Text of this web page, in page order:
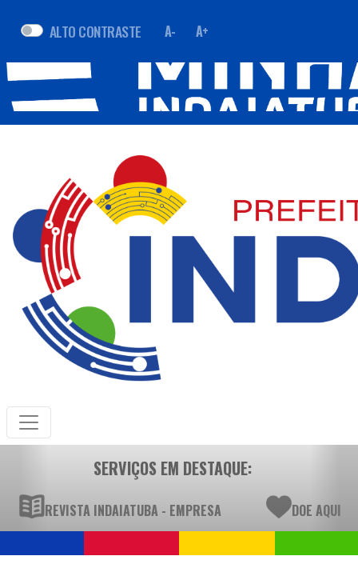
ALTO CONTRASTE A- A+
SERVIÇOS EM DESTAQUE:
REVISTA INDAIATUBA - EMPRESA DOE AQUI